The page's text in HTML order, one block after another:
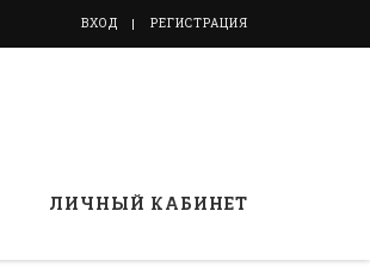
ВХОД РЕГИСТРАЦИЯ
ЛИЧНЫЙ КАБИНЕТ